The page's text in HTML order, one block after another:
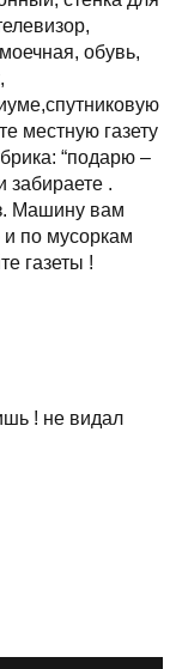
обувь,
местную газету
“подарю –
забираете .
Машину вам
и по мусоркам
газеты !
! не видал